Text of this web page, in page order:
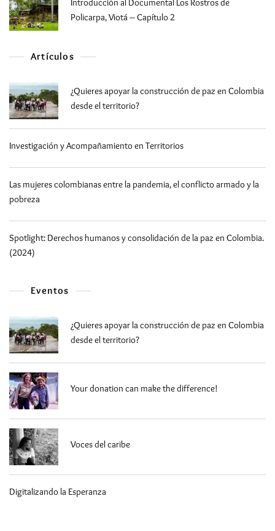
Introducción al Documental Los Rostros de
Policarpa, Viotá – Capítulo 2
Artículos
¿Quieres apoyar la construcción de paz en Colombia
desde el territorio?
Investigación y Acompañamiento en Territorios
Las mujeres colombianas entre la pandemia, el conflicto armado y la
pobreza
Spotlight: Derechos humanos y consolidación de la paz en Colombia.
(2024)
Eventos
¿Quieres apoyar la construcción de paz en Colombia
desde el territorio?
Your donation can make the difference!
Voces del caribe
Digitalizando la Esperanza